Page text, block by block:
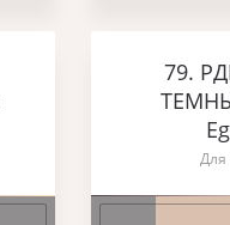
79.
Для